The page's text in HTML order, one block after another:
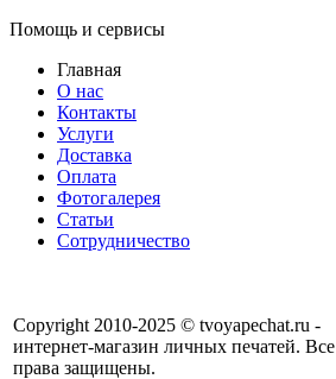
Помощь и сервисы
Главная
О нас
Контакты
Услуги
Доставка
Оплата
Фотогалерея
Статьи
Сотрудничество
Copyright 2010-2025 © tvoyapechat.ru -
интернет-магазин личных печатей. Все
права защищены.